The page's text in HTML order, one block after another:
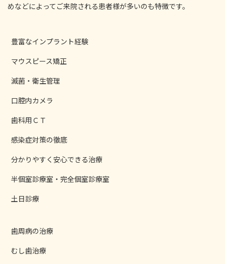
めなどによってご来院される患者様が多いのも特徴です。
豊富なインプラント経験
マウスピース矯正
滅菌・衛生管理
口腔内カメラ
歯科用ＣＴ
感染症対策の徹底
分かりやすく安心できる治療
半個室診療室・完全個室診療室
土日診療
歯周病の治療
むし歯治療